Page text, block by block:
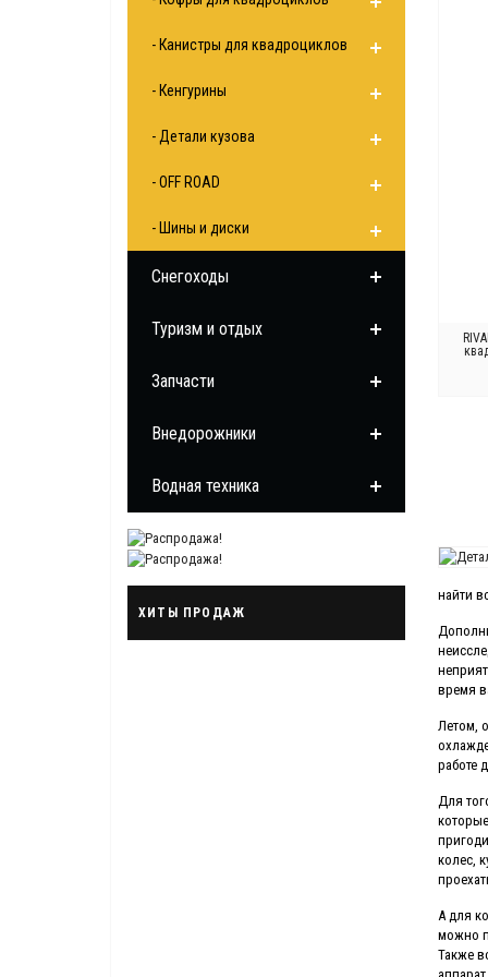
Baltmotors
Honda
Linhai
Polaris
Segway
Stels
TGB
Yamaha
Русская механика
- Канистры для квадроциклов
- Кенгурины
- Детали кузова
- OFF ROAD
- Шины и диски
Снегоходы
Туризм и отдых
Запчасти
Внедорожники
Водная техника
ХИТЫ ПРОДАЖ
найти
время
Летом,
работе
Для
колес,
А для
можно
Также